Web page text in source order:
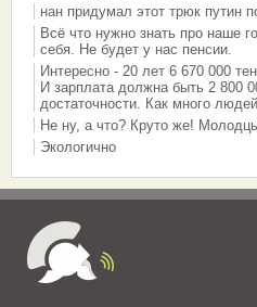
нан придумал этот трюк путин
Всё что нужно знать про наше
себя. Не будет у нас пенсии.
Интересно - 20 лет 6 670 000
И зарплата должна быть 2 800
достаточности. Как много
Не ну, а что? Круто же!
Экологично